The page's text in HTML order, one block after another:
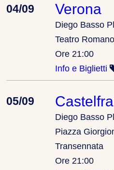
04/09
Verona
Diego Basso
Teatro Romano
Ore 21:00
Info e Biglietti
05/09
Diego Basso
Piazza
Transennata
Ore 21:00